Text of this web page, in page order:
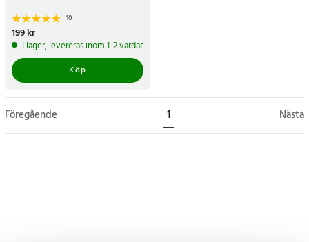
10
Pris:199 kr
199 kr
I lager, levereras inom 1-2 vardagar
Köp
Föregående 1 Nästa